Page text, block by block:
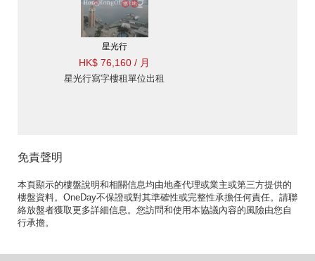
星光行
HK$ 76,160 / 月
星光行寫字樓租單位出租
免責聲明
本頁顯示的樓盤說明和相關信息均由地產代理或業主或第三方提供的
樓盤資料。OneDay不保證或對其準確性或完整性承擔任何責任。請聯
絡放盤者獲取更多詳細信息。您訪問和使用本協議內容的風險由您自
行承擔。